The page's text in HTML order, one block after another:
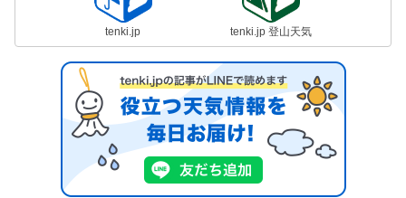
tenki.jp tenki.jp 登山天気